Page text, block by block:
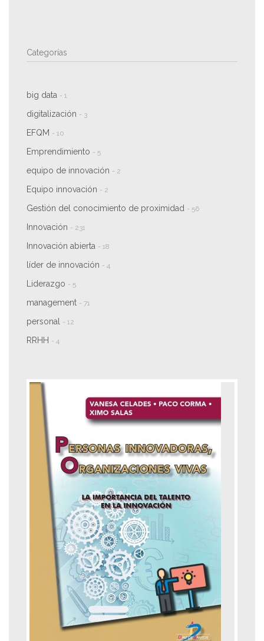
Categorías
big data - 1
digitalización - 3
EFQM - 10
Emprendimiento - 5
equipo de innovación - 2
Equipo innovación - 2
Gestión del conocimiento de proximidad - 56
Innovación - 231
Innovación abierta - 18
líder de innovación - 4
Liderazgo - 5
management - 71
personal - 12
RRHH - 4